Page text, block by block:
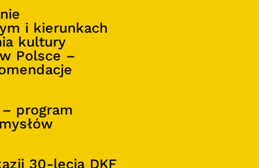
i kierunkach
kultury
Polsce –
program
30-lecia DKF